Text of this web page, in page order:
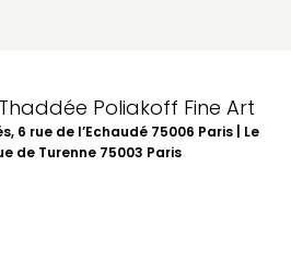
Poliakoff Fine Art
6 rue de l’Echaudé 75006 Paris | Le
de Turenne 75003 Paris